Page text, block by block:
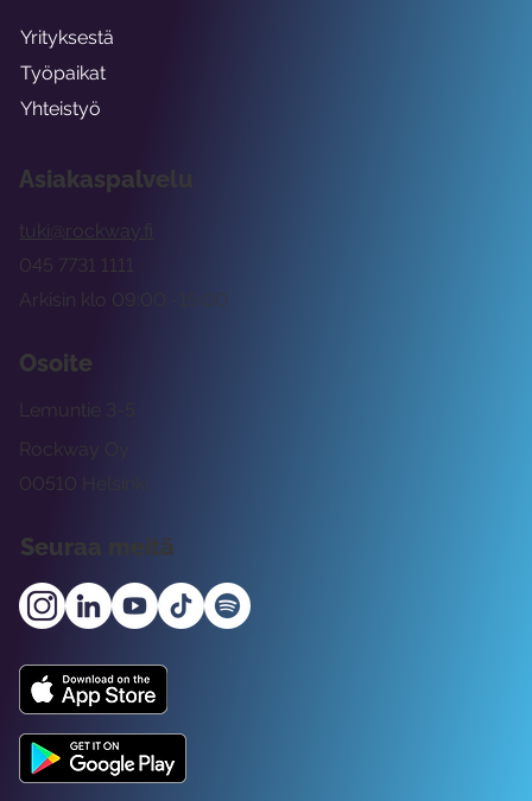
Asiakaspalvelu
tuki@rockway.fi
Arkisin klo 09:00 -15:00
045 7731 1111
Osoite
Rockway Oy
Lemuntie 3-5
00510 Helsinki
Seuraa meitä
Yrityksestä
Työpaikat
Yhteistyö